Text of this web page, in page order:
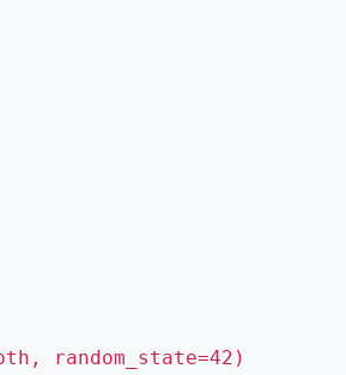
random_state=42)